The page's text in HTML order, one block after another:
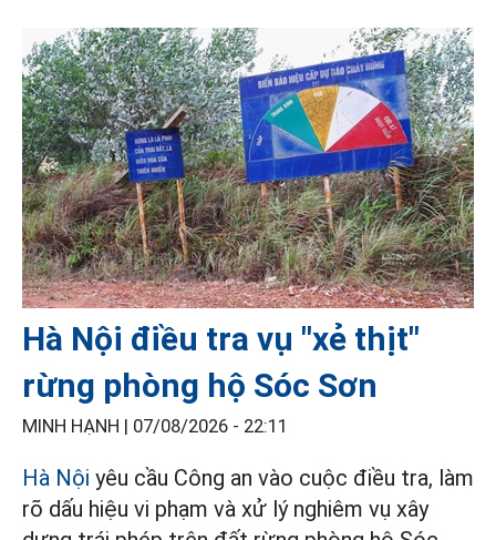
Hà Nội điều tra vụ "xẻ thịt"
rừng phòng hộ Sóc Sơn
MINH HẠNH | 07/08/2026 - 22:11
Hà Nội yêu cầu Công an vào cuộc điều tra, làm
rõ dấu hiệu vi phạm và xử lý nghiêm vụ xây